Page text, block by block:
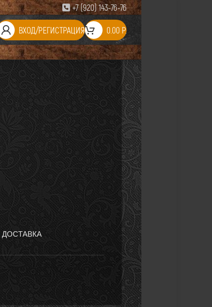
+7 (920) 143-76-76
ВХОД/РЕГИСТРАЦИЯ 0.00 Р.
ДОСТАВКА